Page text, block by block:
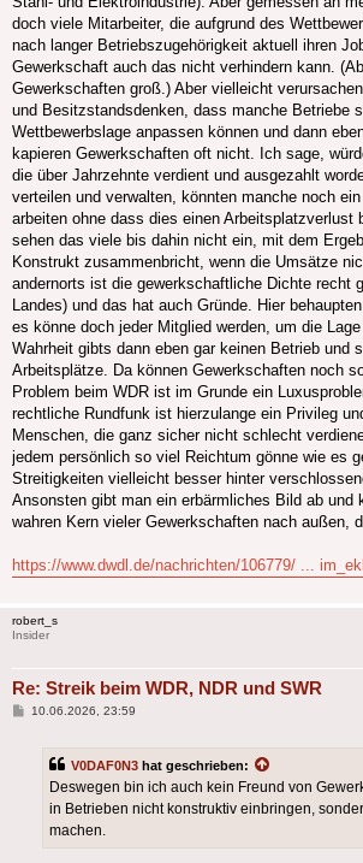
doch viele Mitarbeiter, die aufgrund des
nach langer Betriebszugehörigkeit aktuell ihren
Gewerkschaft auch das nicht verhindern kann.
Gewerkschaften groß.) Aber vielleicht
und Besitzstandsdenken, dass manche Betriebe
Wettbewerbslage anpassen können und dann
kapieren Gewerkschaften oft nicht. Ich sage,
die über Jahrzehnte verdient und ausgezahlt
verteilen und verwalten, könnten manche noch
arbeiten ohne dass dies einen Arbeitsplatzverlust
sehen das viele bis dahin nicht ein, mit dem
Konstrukt zusammenbricht, wenn die Umsätze
andernorts ist die gewerkschaftliche Dichte recht
Landes) und das hat auch Gründe. Hier
es könne doch jeder Mitglied werden, um die
Wahrheit gibts dann eben gar keinen Betrieb und
Arbeitsplätze. Da können Gewerkschaften noch
Problem beim WDR ist im Grunde ein
rechtliche Rundfunk ist hierzulange ein Privileg
Menschen, die ganz sicher nicht schlecht
jedem persönlich so viel Reichtum gönne wie es
Streitigkeiten vielleicht besser hinter
Ansonsten gibt man ein erbärmliches Bild ab und
wahren Kern vieler Gewerkschaften nach außen,
https://www.dwdl.de/nachrichten/106779/ ...
robert_s
Insider
Re: Streik beim WDR, NDR und SWR
Beitrag
10.06.2026, 23:59
V0DAF0N3 hat geschrieben:
Deswegen bin ich auch kein Freund von
in Betrieben nicht konstruktiv einbringen,
machen.